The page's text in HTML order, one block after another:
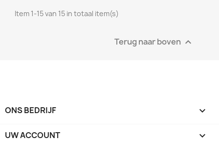
Item 1-15 van 15 in totaal item(s)
Terug naar boven 
ONS BEDRIJF 
UW ACCOUNT 